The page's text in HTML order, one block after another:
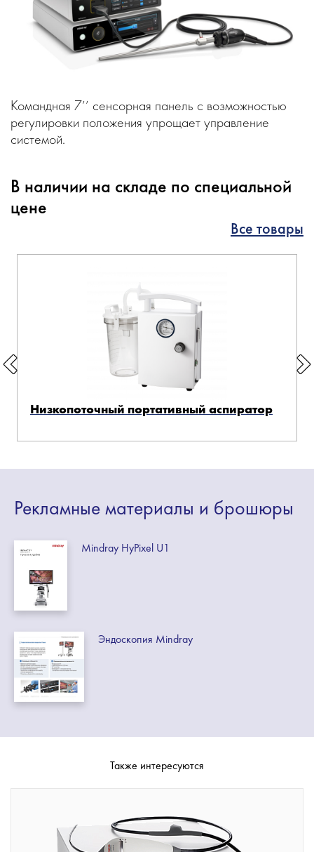
Командная 7’’ сенсорная панель с возможностью
регулировки положения упрощает управление
системой.
В наличии на складе по специальной
цене
Все товары
Низкопоточный портативный аспиратор
Рекламные материалы и брошюры
Mindray HyPixel U1
Эндоскопия Mindray
Также интересуются